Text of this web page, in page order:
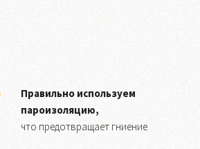
Правильно используем
пароизоляцию,
что предотвращает гниение